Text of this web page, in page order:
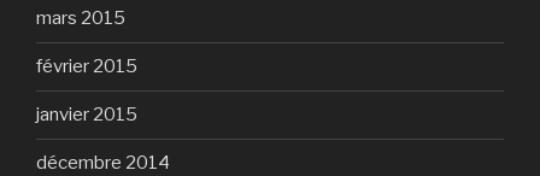
mars 2015
février 2015
janvier 2015
décembre 2014